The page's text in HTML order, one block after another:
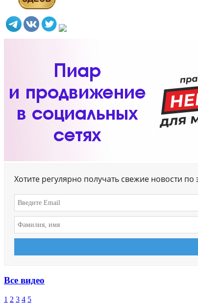
Хотите регулярно получать свежие новости
Все видео
1 2 3 4 5